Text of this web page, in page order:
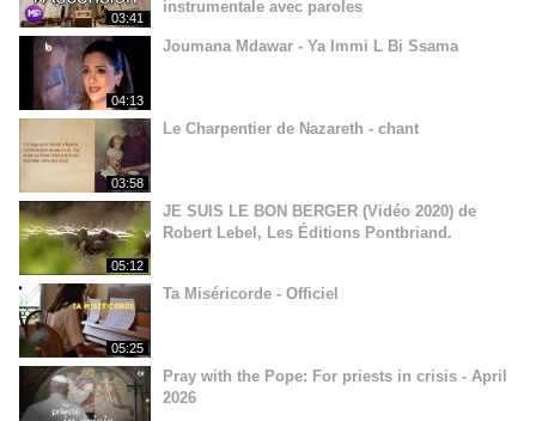
03:41
instrumentale avec paroles
04:13
Joumana Mdawar - Ya Immi L Bi Ssama
03:58
Le Charpentier de Nazareth - chant
05:12
JE SUIS LE BON BERGER (Vidéo 2020) de
Robert Lebel, Les Éditions Pontbriand.
05:25
Ta Miséricorde - Officiel
Pray with the Pope: For priests in crisis - April
2026